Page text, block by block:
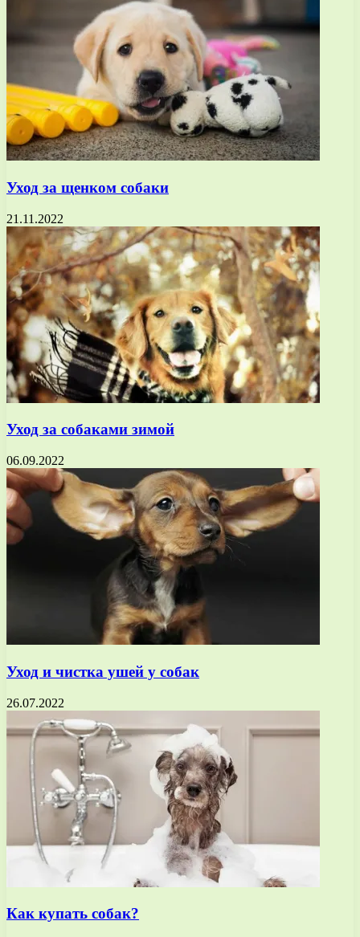
Уход за щенком собаки
21.11.2022
Уход за собаками зимой
06.09.2022
Уход и чистка ушей у собак
26.07.2022
Как купать собак?